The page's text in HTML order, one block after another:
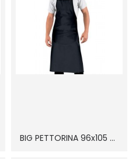
BIG PETTORINA 96x105 pol/cot